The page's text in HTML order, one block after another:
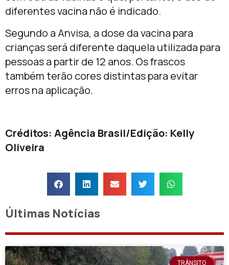
diferentes vacina não é indicado.
Segundo a Anvisa, a dose da vacina para
crianças será diferente daquela utilizada para
pessoas a partir de 12 anos. Os frascos
também terão cores distintas para evitar
erros na aplicação.
Créditos: Agência Brasil/Edição: Kelly
Oliveira
Últimas Notícias
TRÂNSITO